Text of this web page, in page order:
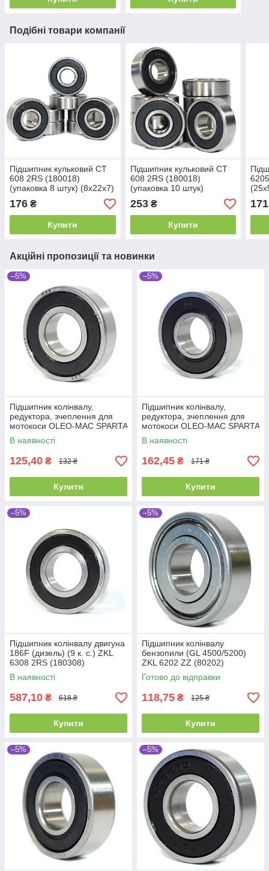
Подібні товари компанії
Підшипник кульковий CT
608 2RS (180018)
(упаковка 8 штук) (8x22x7)
176 ₴
Купити
Підшипник кульковий CT
608 2RS (180018)
(упаковка 10 штук)
(8x22x7)
253₴
Купити
171
Акційні пропозиції та новинки
–5%
Підшипник колінвалу,
редуктора, зчеплення для
мотокоси OLEO-MAC SPARTA
25 SPARTA 37, SPARTA 38,
SPARTA 40,
В наявності
125,40 ₴ 132 ₴
Купити
–5%
Підшипник колінвалу,
редуктора, зчеплення для
мотокоси OLEO-MAC SPARTA
25 SPARTA 37, SPARTA 38,
SPARTA 40,
В наявності
162,45 ₴ 171 ₴
Купити
–5%
Підшипник колінвалу двигуна
186F (дизель) (9 к. с.) ZKL
6308 2RS (180308)
(40x90x23)
В наявності
587,10 ₴ 618 ₴
Купити
–5%
Підшипник колінвалу
бензопили (GL 4500/5200)
ZKL 6202 ZZ (80202)
Промислова упаковка
(15x35x11)
Готово до відправки
118,75 ₴ 125 ₴
Купити
–5% –5%